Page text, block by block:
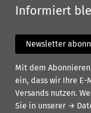
Informiert
Newsletter
Mit dem
ein, dass wir Ihre E-
Versands nutzen.
Sie in unserer →